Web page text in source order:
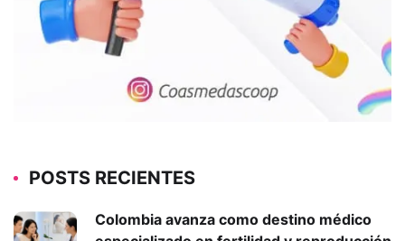
POSTS RECIENTES
Colombia avanza como destino médico